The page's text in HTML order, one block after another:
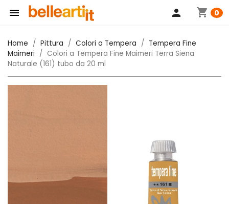
 shopping_cart 0
person
Home Pittura Colori a Tempera
Tempera Fine
Maimeri
Colori a Tempera Fine Maimeri Terra Siena
Naturale (161) tubo da 20 ml